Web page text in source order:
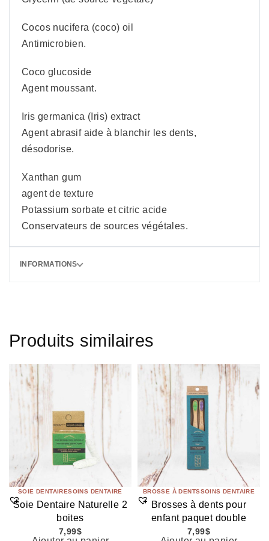
Cocos nucifera (coco) oil
Antimicrobien.
Coco glucoside
Agent moussant.
Iris germanica (Iris) extract
Agent abrasif aide à blanchir les dents,
désodorise.
Xanthan gum
agent de texture
Potassium sorbate et citric acide
Conservateurs de sources végétales.
INFORMATIONS
Produits similaires
SOIE DENTAIRESOINS DENTAIRE
Soie Dentaire Naturelle 2
boites
7,99$
BROSSE À DENTSSOINS DENTAIRE
Brosses à dents pour
enfant paquet double
7,99$